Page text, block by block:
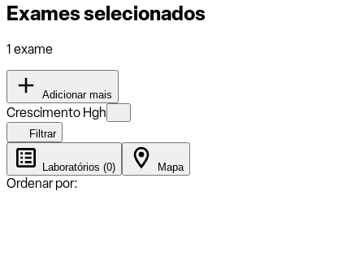
Exames selecionados
1 exame
Adicionar mais
Crescimento Hgh
Filtrar
Laboratórios (0) Mapa
Ordenar por: